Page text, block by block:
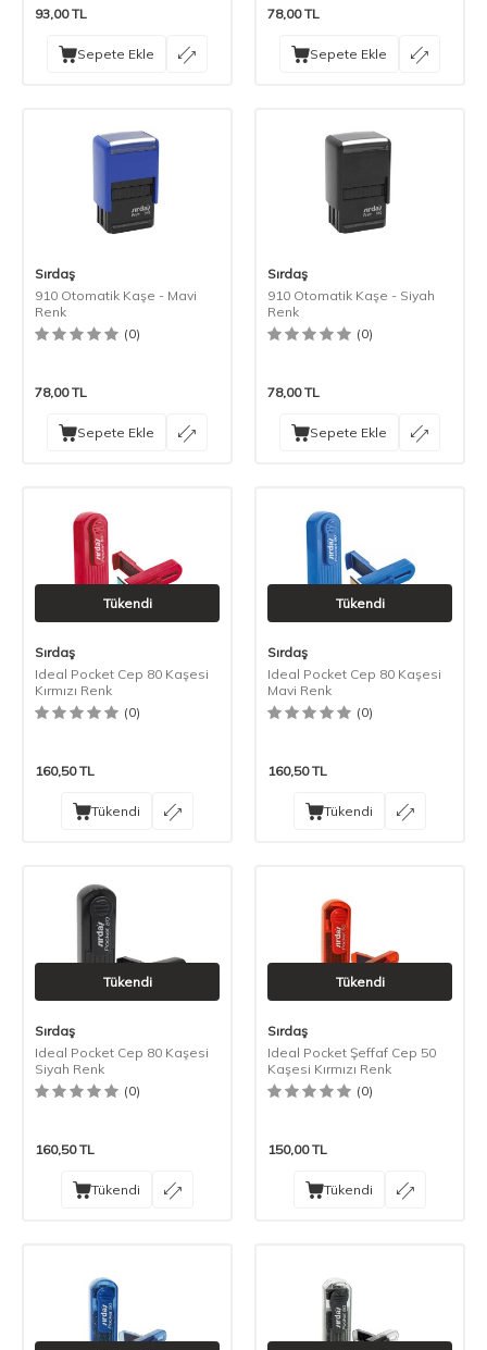
93,00TL
Sepete Ekle
78,00TL
Sepete Ekle
Sırdaş
910 Otomatik Kaşe - Mavi
Renk
(0)
78,00TL
Sepete Ekle
Sırdaş
910 Otomatik Kaşe - Siyah
Renk
(0)
78,00TL
Sepete Ekle
Tükendi
Sırdaş
Ideal Pocket Cep 80 Kaşesi
Kırmızı Renk
(0)
160,50TL
Tükendi
Tükendi
Sırdaş
Ideal Pocket Cep 80 Kaşesi
Mavi Renk
(0)
160,50TL
Tükendi
Tükendi
Sırdaş
Ideal Pocket Cep 80 Kaşesi
Siyah Renk
(0)
160,50TL
Tükendi
Tükendi
Sırdaş
Ideal Pocket Şeffaf Cep 50
Kaşesi Kırmızı Renk
(0)
150,00TL
Tükendi